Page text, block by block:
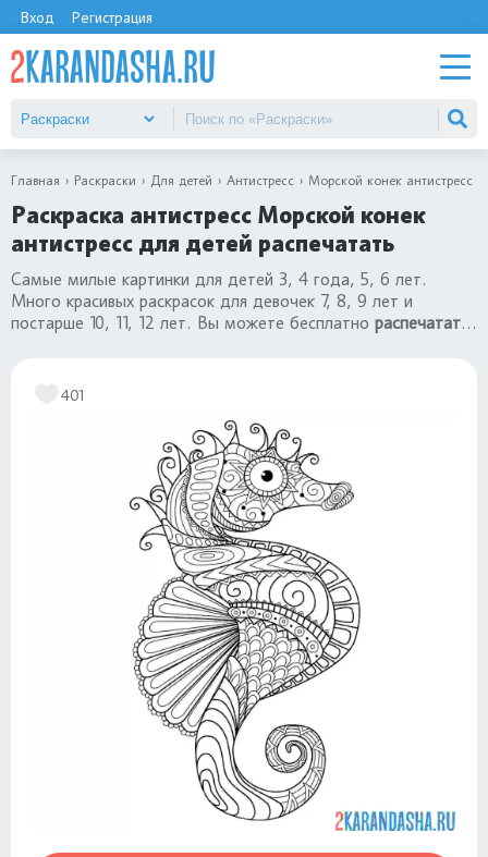
Вход Регистрация
Главная Раскраски Для детей Антистресс Морской конек антистресс
Раскраска антистресс Морской конек
антистресс для детей распечатать
Самые милые картинки для детей 3, 4 года, 5, 6 лет.
Много красивых раскрасок для девочек 7, 8, 9 лет и
постарше 10, 11, 12 лет. Вы можете бесплатно распечатать
401